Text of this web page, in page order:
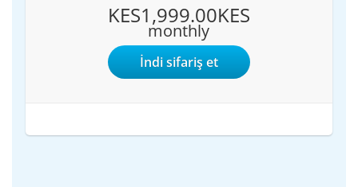
KES1,999.00KES
monthly
İndi sifariş et